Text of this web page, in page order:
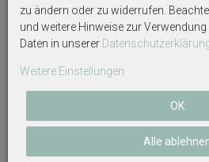
-NICHT für den Ofen geeignet.
Auf Produktbildern abgebildetes
diese nicht ausdrücklich
zu ändern oder zu widerrufen.
und weitere Hinweise zur
Daten in unserer
Weitere Einstellungen
OK
Alle